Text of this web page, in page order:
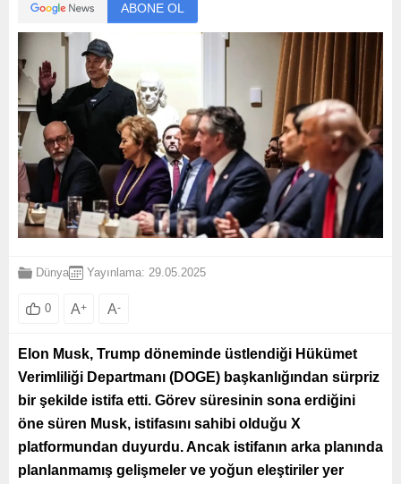
ABONE OL
Dünya Yayınlama: 29.05.2025
0 A+ A-
Elon Musk, Trump döneminde üstlendiği Hükümet
Verimliliği Departmanı (DOGE) başkanlığından sürpriz
bir şekilde istifa etti. Görev süresinin sona erdiğini
öne süren Musk, istifasını sahibi olduğu X
platformundan duyurdu. Ancak istifanın arka planında
planlanmamış gelişmeler ve yoğun eleştiriler yer